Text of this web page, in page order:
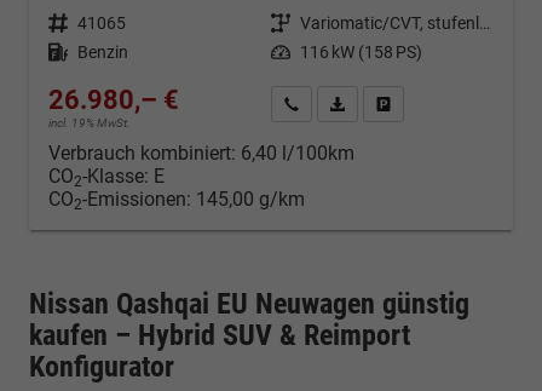
Fahrzeugnr. 41065 Getriebe
Variomatic/CVT, stufenlos
Kraftstoff Benzin Leistung 116 kW (158 PS)
26.980,– €
incl. 19% MwSt.
Kontakt & Angebot anfordern
PDF-Datei, Fahrzeugexposé
Verbrauch kombiniert: 6,40 l/100km
CO2-Klasse: E
CO2-Emissionen: 145,00 g/km
Nissan Qashqai EU Neuwagen günstig
kaufen – Hybrid SUV & Reimport
Konfigurator